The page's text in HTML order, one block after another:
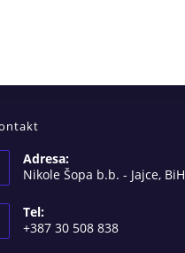
Adresa:
Nikole Šopa b.b. - Jajce, BiH
Tel:
+387 30 508 838